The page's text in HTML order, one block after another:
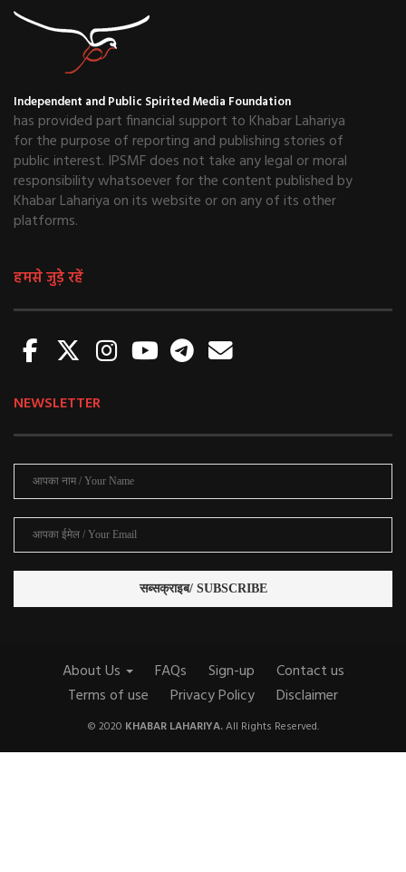
Independent and Public Spirited Media Foundation
has provided part financial support to Khabar Lahariya
for the purpose of reporting and publishing stories of
public interest. IPSMF does not take any legal or moral
responsibility whatsoever for the content published by
Khabar Lahariya on its website or on any of its other
platforms.
हमसे जुड़े रहें
NEWSLETTER
About Us FAQs Sign-up
Contact us
Terms of use
Privacy Policy Disclaimer
© 2020 KHABAR LAHARIYA.All Rights Reserved.